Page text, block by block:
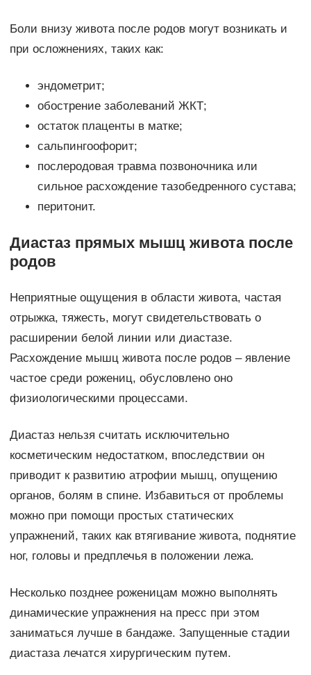
Боли внизу живота после родов могут возникать и
при осложнениях, таких как:
эндометрит;
обострение заболеваний ЖКТ;
остаток плаценты в матке;
сальпингоофорит;
послеродовая травма позвоночника или
сильное расхождение тазобедренного сустава;
перитонит.
Диастаз прямых мышц живота после
родов
Неприятные ощущения в области живота, частая
отрыжка, тяжесть, могут свидетельствовать о
расширении белой линии или диастазе.
Расхождение мышц живота после родов – явление
частое среди рожениц, обусловлено оно
физиологическими процессами.
Диастаз нельзя считать исключительно
косметическим недостатком, впоследствии он
приводит к развитию атрофии мышц, опущению
органов, болям в спине. Избавиться от проблемы
можно при помощи простых статических
упражнений, таких как втягивание живота, поднятие
ног, головы и предплечья в положении лежа.
Несколько позднее роженицам можно выполнять
динамические упражнения на пресс при этом
заниматься лучше в бандаже. Запущенные стадии
диастаза лечатся хирургическим путем.